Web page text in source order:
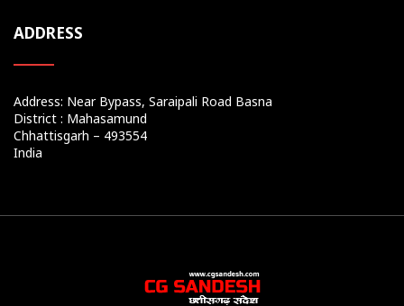
ADDRESS
Address: Near Bypass, Saraipali Road Basna
District : Mahasamund
Chhattisgarh – 493554
India